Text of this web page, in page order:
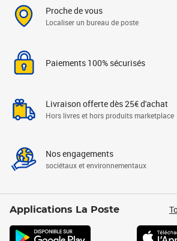
Proche de vous
Localiser un bureau de poste
Paiements 100% sécurisés
Livraison offerte dès 25€ d'achat
Hors livres et hors produits marketplace
Nos engagements
sociétaux et environnementaux
Applications La Poste